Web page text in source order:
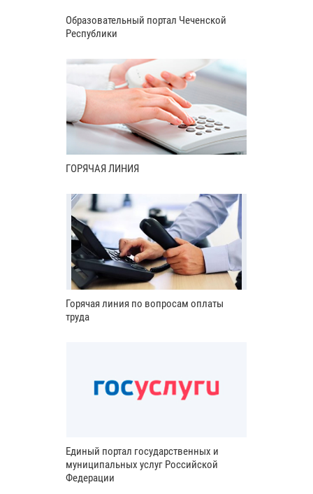
Образовательный портал Чеченской
Республики
ГОРЯЧАЯ ЛИНИЯ
Горячая линия по вопросам оплаты
труда
Единый портал государственных и
муниципальных услуг Российской
Федерации